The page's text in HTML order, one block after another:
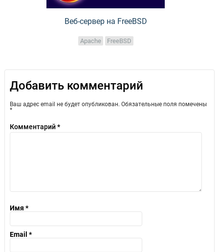
Веб-сервер на FreeBSD
Apache FreeBSD
Добавить комментарий
Ваш адрес email не будет опубликован. Обязательные поля помечены
*
Комментарий*
Имя *
Email *